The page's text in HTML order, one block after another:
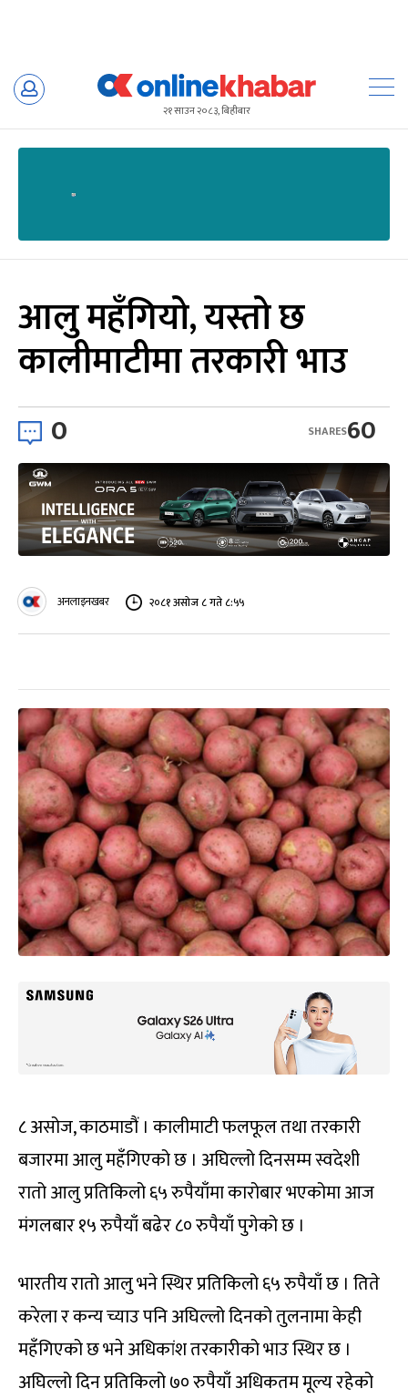
Skip
२१ साउन २०८३, बिहीबार
आलु महँगियो, यस्तो छ
कालीमाटीमा तरकारी भाउ
0 60
SHARES
अनलाइनखबर २०८१ असोज ८ गते ८:५५
८ असोज, काठमाडौं । कालीमाटी फलफूल तथा तरकारी
बजारमा आलु महँगिएको छ । अघिल्लो दिनसम्म स्वदेशी
रातो आलु प्रतिकिलो ६५ रुपैयाँमा कारोबार भएकोमा आज
मंगलबार १५ रुपैयाँ बढेर ८० रुपैयाँ पुगेको छ ।
भारतीय रातो आलु भने स्थिर प्रतिकिलो ६५ रुपैयाँ छ । तिते
करेला र कन्य च्याउ पनि अघिल्लो दिनको तुलनामा केही
महँगिएको छ भने अधिकांश तरकारीको भाउ स्थिर छ ।
अघिल्लो दिन प्रतिकिलो ७० रुपैयाँ अधिकतम मूल्य रहेको